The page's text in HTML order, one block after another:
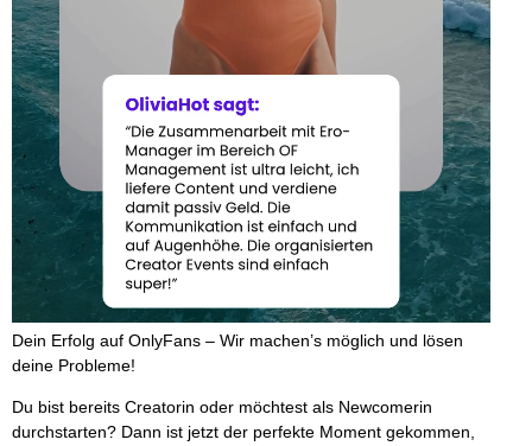
Dein Erfolg auf OnlyFans – Wir machen’s möglich und lösen
deine Probleme!
Du bist bereits Creatorin oder möchtest als Newcomerin
durchstarten? Dann ist jetzt der perfekte Moment gekommen,